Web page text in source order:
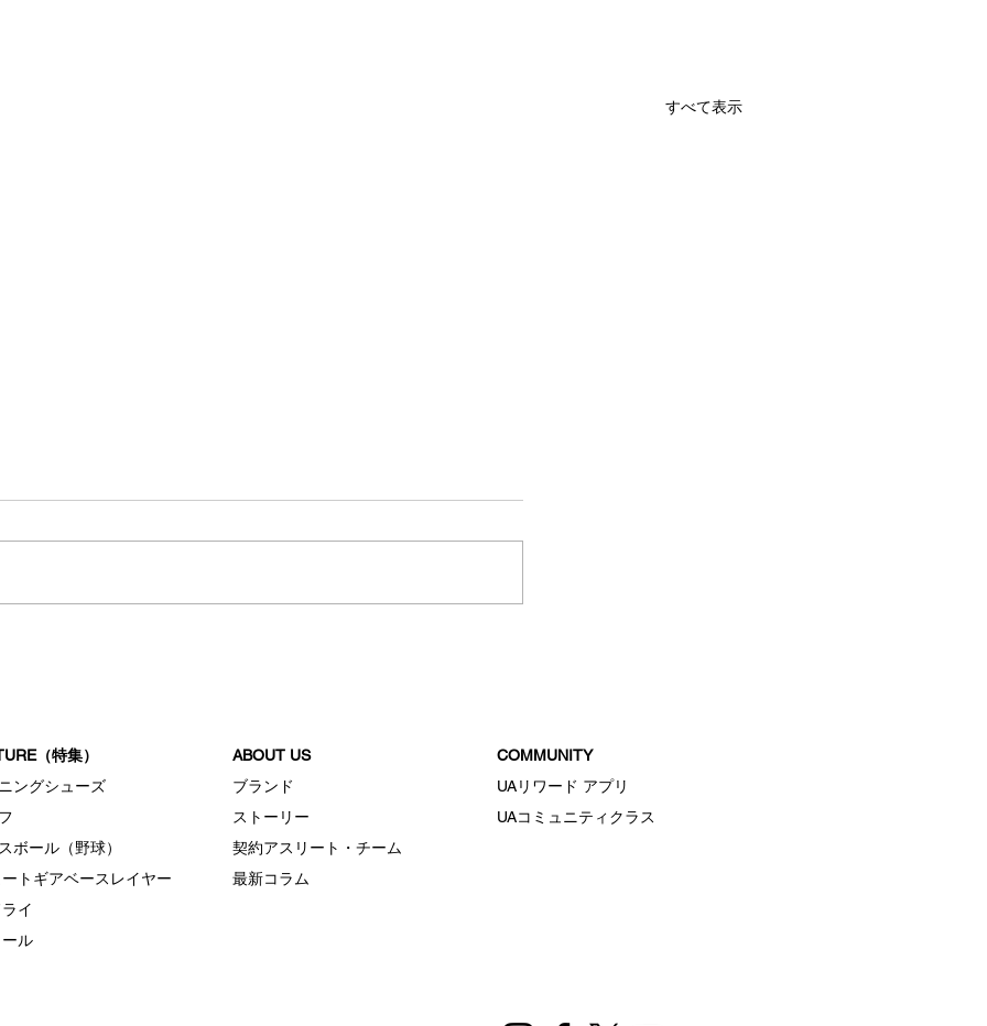
すべて表示
（特集）
ングシューズ
ボール（野球）
ートギアベースレイヤー
イ
ール
ABOUT US
ブランド
ストーリー
契約アスリート・チーム
最新コラム
COMMUNITY
UAリワード アプリ
UAコミュニティクラス